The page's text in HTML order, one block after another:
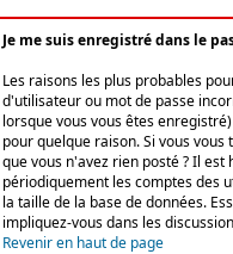
Je me suis enregistré dans le
Les raisons les plus probables
d'utilisateur ou mot de passe
lorsque vous vous êtes
pour quelque raison. Si vous
que vous n'avez rien posté ? Il
périodiquement les comptes des
la taille de la base de données.
impliquez-vous dans les
Revenir en haut de page